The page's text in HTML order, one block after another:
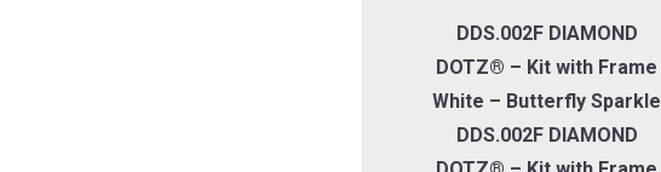
DDS.002F DIAMOND
DOTZ® – Kit with Frame
White – Butterfly Sparkle
DDS.002F DIAMOND